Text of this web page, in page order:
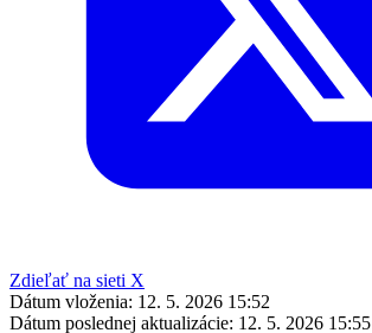
Zdieľať na sieti X
Dátum vloženia: 12. 5. 2026 15:52
Dátum poslednej aktualizácie: 12. 5. 2026 15:55